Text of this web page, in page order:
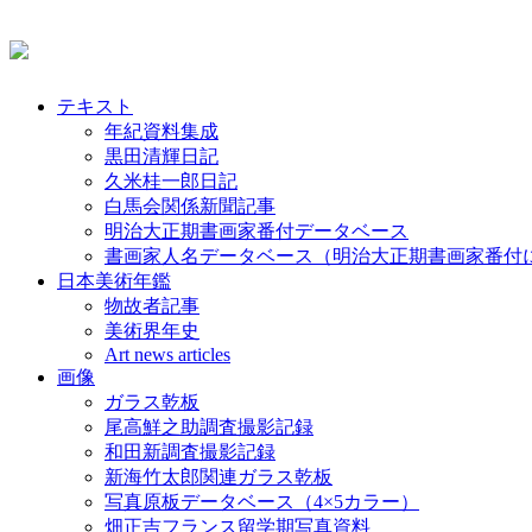
テキスト
年紀資料集成
黒田清輝日記
久米桂一郎日記
白馬会関係新聞記事
明治大正期書画家番付データベース
書画家人名データベース（明治大正期書画家番付
日本美術年鑑
物故者記事
美術界年史
Art news articles
画像
ガラス乾板
尾高鮮之助調査撮影記録
和田新調査撮影記録
新海竹太郎関連ガラス乾板
写真原板データベース（4×5カラー）
畑正吉フランス留学期写真資料